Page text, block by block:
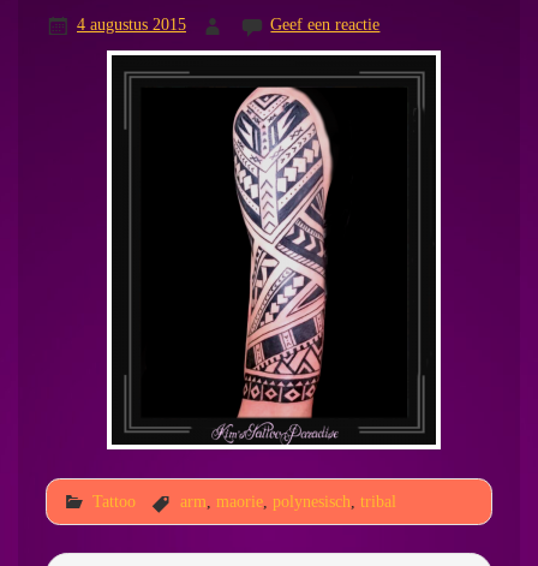
4 augustus 2015 Geef een reactie
Tattoo arm maorie, polynesisch tribal